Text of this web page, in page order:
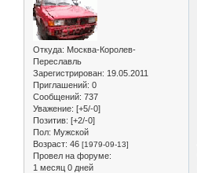
Откуда: Москва-Королев-
Переславль
Зарегистрирован: 19.05.2011
Приглашений: 0
Сообщений: 737
Уважение: [+5/-0]
Позитив: [+2/-0]
Пол: Мужской
Возраст: 46 [1979-09-13]
Провел на форуме:
1 месяц 0 дней